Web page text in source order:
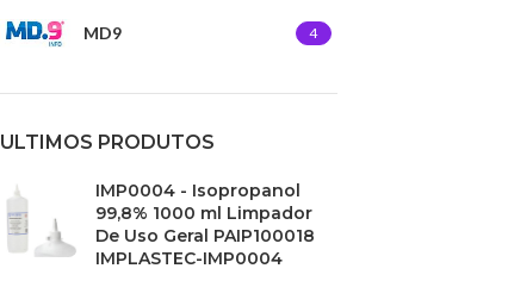
MD9 4
ULTIMOS PRODUTOS
IMP0004 - Isopropanol
99,8% 1000 ml Limpador
De Uso Geral PAIP100018
IMPLASTEC-IMP0004